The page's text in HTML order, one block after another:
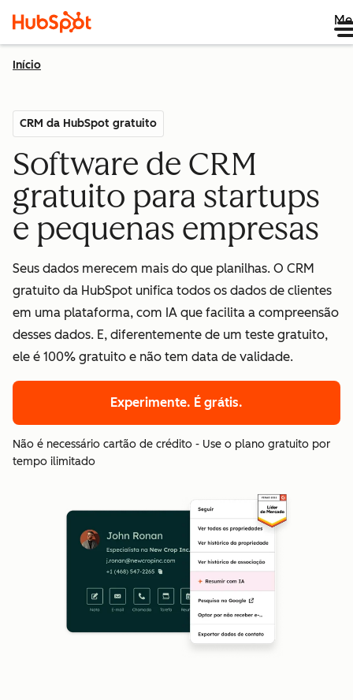
Início
CRM da HubSpot gratuito
Software de CRM
gratuito para startups
e pequenas empresas
Seus dados merecem mais do que planilhas. O CRM
gratuito da HubSpot unifica todos os dados de clientes
em uma plataforma, com IA que facilita a compreensão
desses dados. E, diferentemente de um teste gratuito,
ele é 100% gratuito e não tem data de validade.
Experimente. É grátis.
Não é necessário cartão de crédito - Use o plano gratuito por
tempo ilimitado